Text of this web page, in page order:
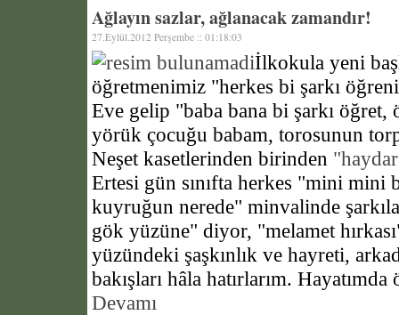
Ağlayın sazlar, ağlanacak zamandır!
27.Eylül.2012 Perşembe :: 01:18:03
İlkokula yeni
öğretmenimiz "herkes bi şarkı
Eve gelip "baba bana bi şarkı
yörük çocuğu babam, torosunun
Neşet kasetlerinden birinden
Ertesi gün sınıfta herkes "mini
kuyruğun nerede" minvalinde
gök yüzüne" diyor, "melamet
yüzündeki şaşkınlık ve hayreti,
bakışları hâla hatırlarım.
Devamı